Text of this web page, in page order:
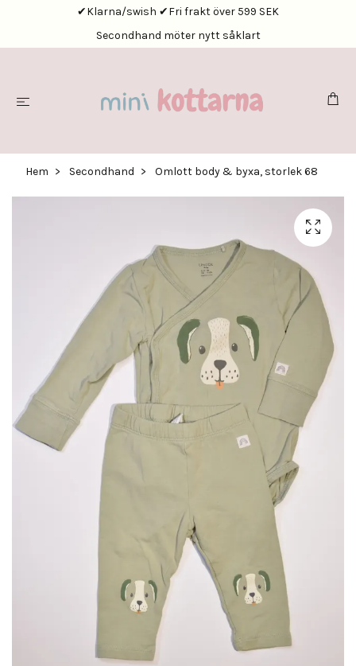
✔Klarna/swish ✔Fri frakt över 599 SEK
Secondhand möter nytt såklart
Hem Secondhand Omlott body & byxa, storlek 68